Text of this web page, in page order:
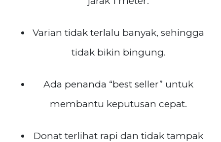
Varian tidak terlalu banyak, sehingga
tidak bikin bingung.
Ada penanda “best seller” untuk
membantu keputusan cepat.
Donat terlihat rapi dan tidak tampak